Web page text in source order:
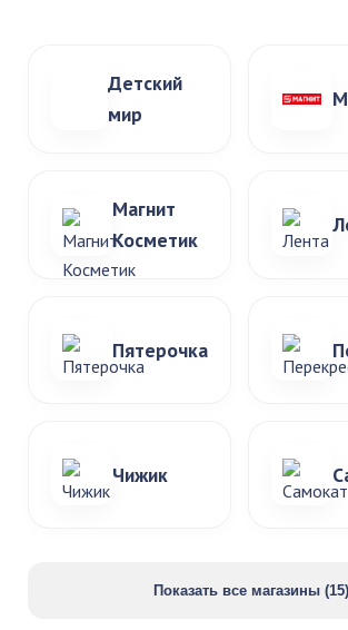
Детский
мир
Магнит
Косметик
Пятерочка
Чижик
Показать все магазины (15)